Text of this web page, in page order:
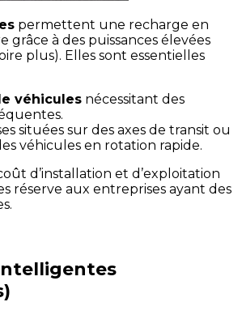
permettent une recharge en
grâce à des puissances élevées
plus). Elles sont essentielles
véhicules nécessitant des
situées sur des axes de transit ou
véhicules en rotation rapide.
d’installation et d’exploitation
réserve aux entreprises ayant des